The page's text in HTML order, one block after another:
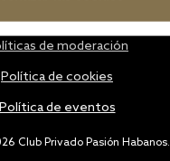
Club Privado Pasión Habanos.
de moderación
Política de cookies
Política de eventos